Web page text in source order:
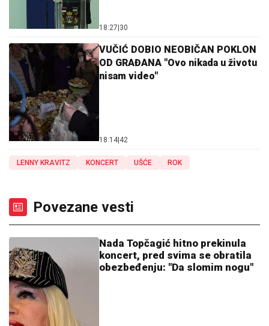
18:27 30
VUČIĆ DOBIO NEOBIČAN POKLON
OD GRAĐANA "Ovo nikada u životu
nisam video"
18:14 42
LENNY KRAVITZ KONCERT UŠĆE ROK
Povezane vesti
Nada Topčagić hitno prekinula
koncert, pred svima se obratila
obezbeđenju: "Da slomim nogu"